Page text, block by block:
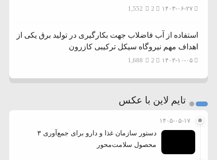
۱۴۰۳-۰۶-۲۷ 1,552
استفاده از آب فاضلاب جهت بکارگیری در تولید برق یکی از
اهداف مهم نیروگاه سیکل ترکیبی کازرون
۱۴۰۳-۱۰-۰۵ 1,688
تایم لاین با عکس
۱۴۰۵-۰۵-۱۷
دستور سازمان غذا و دارو برای جمع‌آوری ۳
محصول سلامت‌محور